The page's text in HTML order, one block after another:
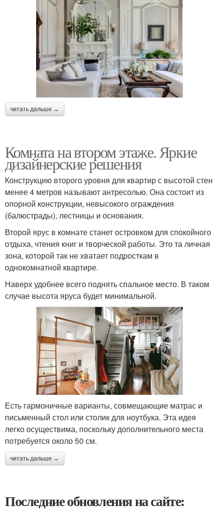
читать дальше →
Комната на втором этаже. Яркие
дизайнерские решения
Конструкцию второго уровня для квартир с высотой стен
менее 4 метров называют антресолью. Она состоит из
опорной конструкции, невысокого ограждения
(балюстрады), лестницы и основания.
Второй ярус в комнате станет островком для спокойного
отдыха, чтения книг и творческой работы. Это та личная
зона, которой так не хватает подросткам в
однокомнатной квартире.
Наверх удобнее всего поднять спальное место. В таком
случае высота яруса будет минимальной.
Есть гармоничные варианты, совмещающие матрас и
письменный стол или столик для ноутбука. Эта идея
легко осуществима, поскольку дополнительного места
потребуется около 50 см.
читать дальше →
Последние обновления на сайте: